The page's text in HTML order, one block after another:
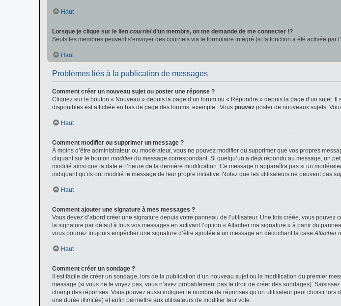
Haut
Lorsque je clique sur le lien courrield’un membre, on me demande de me connecter !?
Seuls les membres peuvent s’envoyer des courriels via le formulaire intégré (si la fonction a été activée
Haut
Problèmes liés à la publication de messages
Comment créer un nouveau sujet ou poster une réponse ?
Cliquez sur le bouton « Nouveau » depuis la page d’un forum ou « Répondre » depuis la page d’un sujet.
disponibles est affichée en bas de page des forums, exemple : Vous pouvez poster de nouveaux sujets,
Haut
Comment modifier ou supprimer un message ?
À moins d’être administrateur ou modérateur, vous ne pouvez modifier ou supprimer que vos propres
cliquant sur le bouton modifierdu message correspondant. Si quelqu’un a déjà répondu au message, un
modifié ainsi que la date et l’heure de la dernière modification. Ce message n’apparaîtra pas si un
indiquant qu’ils ont modifié le message de leur propre initiative. Notez que les utilisateurs ne peuvent pas
Haut
Comment ajouter une signature à mes messages ?
Vous devez d’abord créer une signature depuis votre panneau de l’utilisateur. Une fois créée, vous pouvez
la signature par défaut à tous vos messages en activant l’option « Attacher ma signature » à partir du
vous pourrez toujours empêcher une signature d’être ajoutée à un message en décochant la case Attacher
Haut
Comment créer un sondage ?
Il est facile de créer un sondage, lors de la publication d’un nouveau sujet ou la modification du premier
message (si vous ne le voyez pas, vous n’avez probablement pas le droit de créer des sondages).
champ des réponses. Vous pouvez aussi indiquer le nombre de réponses qu’un utilisateur peut choisir
une durée illimitée) et enfin permettre aux utilisateurs de modifier leur vote.